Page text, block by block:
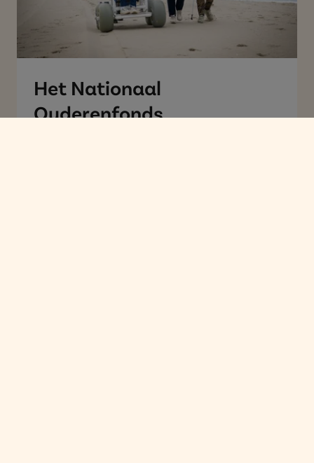
aan Het Oranje Fonds en draag bij aan het
ondersteunen van honderden
maatjesprojecten waarbij jouw D.E
kennis en aandacht.